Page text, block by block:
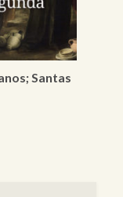
Santas